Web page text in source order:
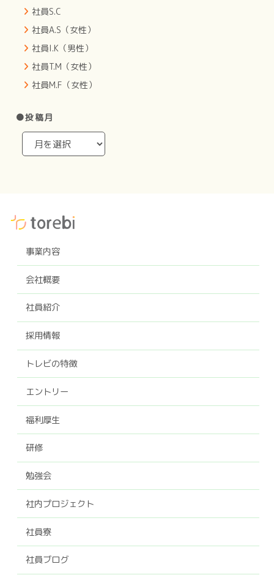
社員S.C
社員A.S（女性）
社員I.K（男性）
社員T.M（女性）
社員M.F（女性）
●投稿月
事業内容
会社概要
社員紹介
採用情報
トレビの特徴
エントリー
福利厚生
研修
勉強会
社内プロジェクト
社員寮
社員ブログ